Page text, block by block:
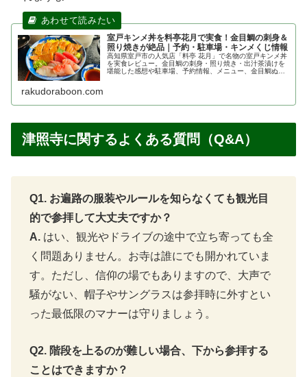
室戸キンメ丼を料亭花月で実食！金目鯛の刺身＆
照り焼きが絶品｜予約・駐車場・キンメくじ情報
高知県室戸市の人気店「料亭 花月」で名物の室戸キンメ丼
を実食レビュー。金目鯛の刺身・照り焼き・出汁茶漬けを
堪能した感想や駐車場、予約情報、メニュー、金目鯛ぬい
rakudoraboon.com
津照寺に関するよくある質問（Q&A）
Q1. お遍路の服装やルールを知らなくても観光目
的で参拝して大丈夫ですか？
A. はい、観光やドライブの途中で立ち寄っても全
く問題ありません。お寺は誰にでも開かれていま
す。ただし、信仰の場でもありますので、大声で
騒がない、帽子やサングラスは参拝時に外すとい
った最低限のマナーは守りましょう。
Q2. 階段を上るのが難しい場合、下から参拝する
ことはできますか？